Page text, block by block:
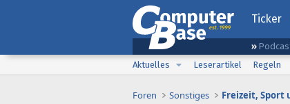
Ticker
Aktuelles
Leserartikel Regeln
Foren Sonstiges Freizeit,